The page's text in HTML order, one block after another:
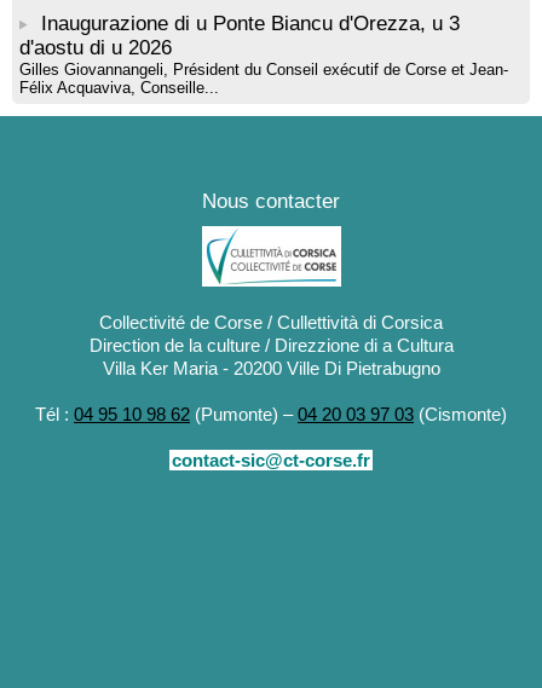
Inaugurazione di u Ponte Biancu d'Orezza, u 3
d'aostu di u 2026
Gilles Giovannangeli, Président du Conseil exécutif de Corse et Jean-
Félix Acquaviva, Conseille...
Nous contacter
Collectivité de Corse / Cullettività di Corsica
Direction de la culture / Direzzione di a Cultura
Villa Ker Maria - 20200 Ville Di Pietrabugno
Tél : 04 95 10 98 62 (Pumonte) –04 20 03 97 03 (Cismonte)
contact-sic@ct-corse.fr